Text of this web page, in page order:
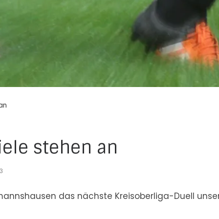
stehen an
das nächste Kreisoberliga-Duell